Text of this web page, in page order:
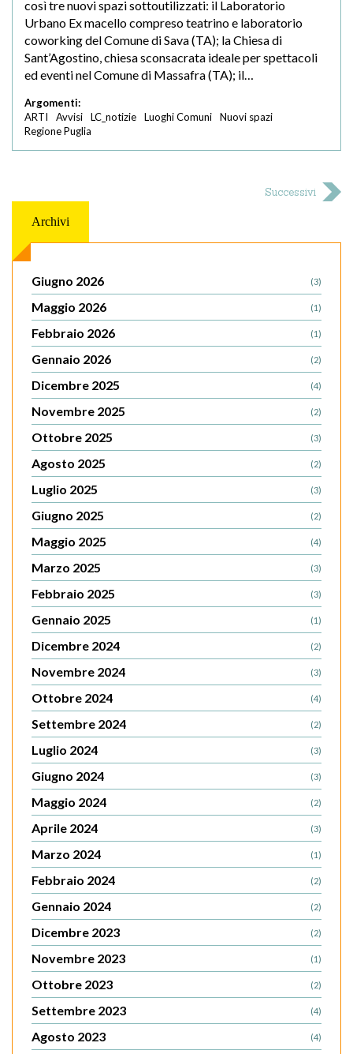
così tre nuovi spazi sottoutilizzati: il Laboratorio
Urbano Ex macello compreso teatrino e laboratorio
coworking del Comune di Sava (TA); la Chiesa di
Sant’Agostino, chiesa sconsacrata ideale per spettacoli
ed eventi nel Comune di Massafra (TA); il…
Argomenti:
ARTI
Avvisi LC_notizie Luoghi Comuni
Nuovi spazi
Regione Puglia
Successivi
Archivi
Giugno 2026 (3)
Maggio 2026 (1)
Febbraio 2026 (1)
Gennaio 2026 (2)
Dicembre 2025 (4)
Novembre 2025 (2)
Ottobre 2025 (3)
Agosto 2025 (2)
Luglio 2025 (3)
Giugno 2025 (2)
Maggio 2025 (4)
Marzo 2025 (3)
Febbraio 2025 (3)
Gennaio 2025 (1)
Dicembre 2024 (2)
Novembre 2024 (3)
Ottobre 2024 (4)
Settembre 2024 (2)
Luglio 2024 (3)
Giugno 2024 (3)
Maggio 2024 (2)
Aprile 2024 (3)
Marzo 2024 (1)
Febbraio 2024 (2)
Gennaio 2024 (2)
Dicembre 2023 (2)
Novembre 2023 (1)
Ottobre 2023 (2)
Settembre 2023 (4)
Agosto 2023 (4)